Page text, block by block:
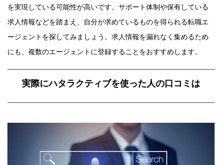
を実現している可能性が高いです。サポート体制や保有している
求人情報などを踏まえ、自分が求めているものを得られる転職エ
ージェントを探してみましょう。求人情報を漏れなく集めるため
にも、複数のエージェントに登録することをおすすめします。
実際にハタラクティブを使った人の口コミは